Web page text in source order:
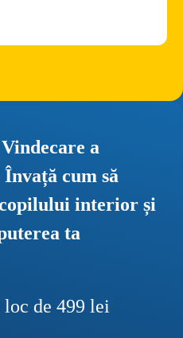
a
cum să
interior și
ta
de 499 lei